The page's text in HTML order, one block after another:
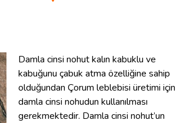
Damla cinsi nohut kalın kabuklu ve
kabuğunu çabuk atma özelliğine sahip
olduğundan Çorum leblebisi üretimi için
damla cinsi nohudun kullanılması
gerekmektedir. Damla cinsi nohut’un